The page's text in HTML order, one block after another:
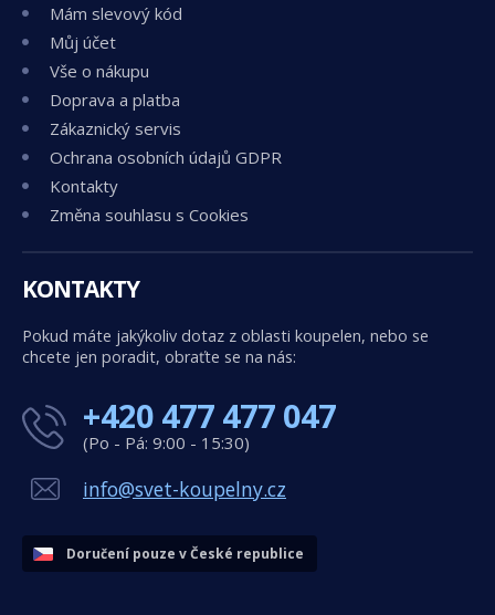
Mám slevový kód
Můj účet
Vše o nákupu
Doprava a platba
Zákaznický servis
Ochrana osobních údajů GDPR
Kontakty
Změna souhlasu s Cookies
KONTAKTY
Pokud máte jakýkoliv dotaz z oblasti koupelen, nebo se
chcete jen poradit, obraťte se na nás:
+420 477 477 047
(Po - Pá: 9:00 - 15:30)
info@svet-koupelny.cz
Doručení pouze v České republice